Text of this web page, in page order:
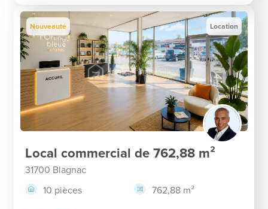
Nouveauté Location
Local commercial de 762,88 m²
31700 Blagnac
10 pièces
762,88 m²